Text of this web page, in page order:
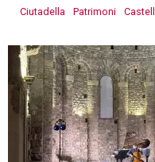
Ciutadella Patrimoni